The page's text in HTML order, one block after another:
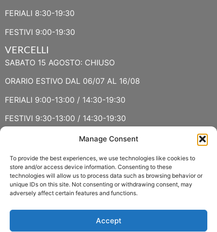
Manage Consent
To provide the best experiences, we use technologies like cookies to
store and/or access device information. Consenting to these
technologies will allow us to process data such as browsing behavior or
unique IDs on this site. Not consenting or withdrawing consent, may
adversely affect certain features and functions.
Accept
FERIALI 8:30-19:30
FESTIVI 9:00-19:30
VERCELLI
SABATO 15 AGOSTO: CHIUSO
ORARIO ESTIVO DAL 06/07 AL 16/08
FERIALI 9:00-13:00 / 14:30-19:30
FESTIVI 9:30-13:00 / 14:30-19:30
SABATO 15 AGOSTO E DOMENICA 16 AGOSTO: CHIUSO
ORARIO ESTIVO LUGLIO E AGOSTO
FERIALI 8:30-13:00 / 15:00-19:00
FESTIVI 8:30-12:30